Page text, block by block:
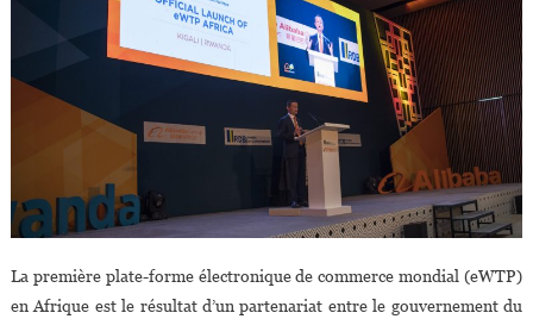
D’Alibaba
En
Afrique
La première plate-forme électronique de commerce mondial (eWTP)
en Afrique est le résultat d’un partenariat entre le gouvernement du